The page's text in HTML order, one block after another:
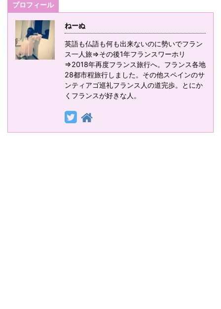
プロフィール
ねーぬ
英語も仏語も何も出来ないのに勢いでフラン
ス一人旅⇒その後1年フランスワーホリ
⇒2018年再度フランス旅行へ。フランス各地
28都市程旅行しました。その他スペインのサ
ンティアゴ巡礼フランス人の道完歩。とにか
くフランスが好きな人。